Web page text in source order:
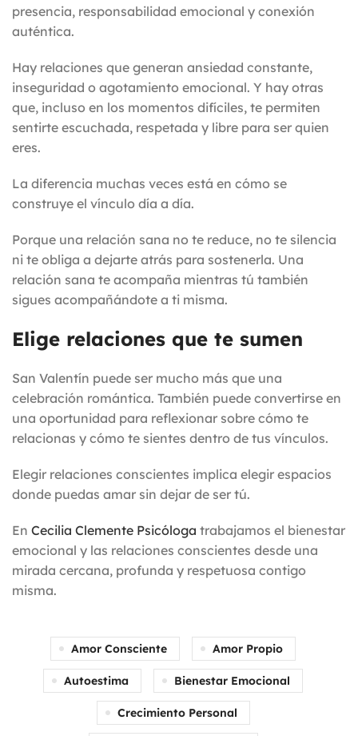
presencia, responsabilidad emocional y conexión
auténtica.
Hay relaciones que generan ansiedad constante,
inseguridad o agotamiento emocional. Y hay otras
que, incluso en los momentos difíciles, te permiten
sentirte escuchada, respetada y libre para ser quien
eres.
La diferencia muchas veces está en cómo se
construye el vínculo día a día.
Porque una relación sana no te reduce, no te silencia
ni te obliga a dejarte atrás para sostenerla. Una
relación sana te acompaña mientras tú también
sigues acompañándote a ti misma.
Elige relaciones que te sumen
San Valentín puede ser mucho más que una
celebración romántica. También puede convertirse en
una oportunidad para reflexionar sobre cómo te
relacionas y cómo te sientes dentro de tus vínculos.
Elegir relaciones conscientes implica elegir espacios
donde puedas amar sin dejar de ser tú.
En Cecilia Clemente Psicóloga trabajamos el bienestar
emocional y las relaciones conscientes desde una
mirada cercana, profunda y respetuosa contigo
misma.
Amor Consciente Amor Propio
Autoestima Bienestar Emocional
Crecimiento Personal